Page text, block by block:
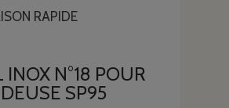
RAPIDE
INOX N°18 POUR
SP95